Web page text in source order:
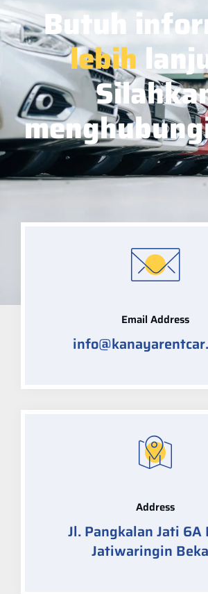
Butuh
lebih
Email Address
Address
Jl. Pangkalan Jati 6A
Jatiwaringin